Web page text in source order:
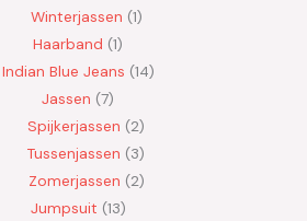
Winterjassen 1
Haarband 1
Indian Blue Jeans 14
Jassen 7
Spijkerjassen
2
Tussenjassen
3
Zomerjassen 2
Jumpsuit 13